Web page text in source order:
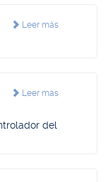
Leer más
Leer más
del